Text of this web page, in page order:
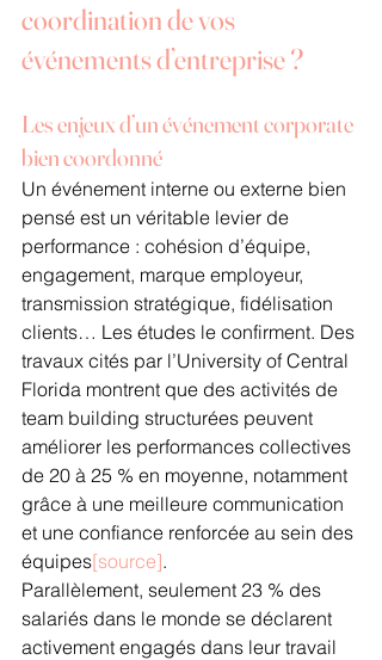
coordination de vos
événements d’entreprise ?
Les enjeux d’un événement corporate
bien coordonné
Un événement interne ou externe bien
pensé est un véritable levier de
performance : cohésion d’équipe,
engagement, marque employeur,
transmission stratégique, fidélisation
clients… Les études le confirment. Des
travaux cités par l’University of Central
Florida montrent que des activités de
team building structurées peuvent
améliorer les performances collectives
de 20 à 25 % en moyenne, notamment
grâce à une meilleure communication
et une confiance renforcée au sein des
équipes[source].
Parallèlement, seulement 23 % des
salariés dans le monde se déclarent
activement engagés dans leur travail